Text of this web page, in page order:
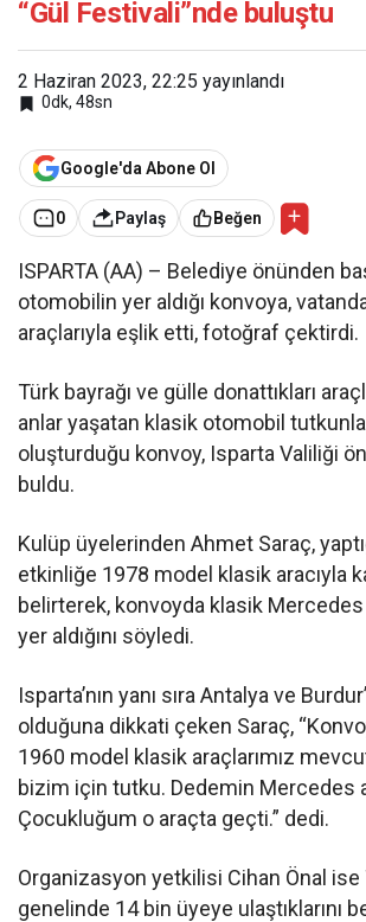
“Gül Festivali”nde buluştu
2 Haziran 2023, 22:25 yayınlandı
0dk, 48sn
Google'da Abone Ol
0 Paylaş Beğen
ISPARTA (AA) – Belediye önünden
otomobilin yer aldığı konvoya,
araçlarıyla eşlik etti, fotoğraf çektirdi.
Türk bayrağı ve gülle donattıkları
anlar yaşatan klasik otomobil
oluşturduğu konvoy, Isparta Valiliği
buldu.
Kulüp üyelerinden Ahmet Saraç,
etkinliğe 1978 model klasik aracıyla
belirterek, konvoyda klasik
yer aldığını söyledi.
Isparta’nın yanı sıra Antalya ve
olduğuna dikkati çeken Saraç,
1960 model klasik araçlarımız
bizim için tutku. Dedemin Mercedes
Çocukluğum o araçta geçti.” dedi.
Organizasyon yetkilisi Cihan Önal ise
genelinde 14 bin üyeye ulaştıklarını